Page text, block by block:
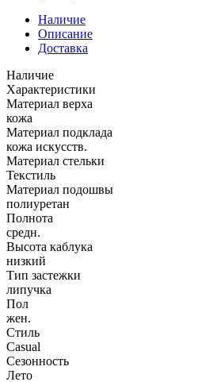
Наличие
Описание
Доставка
Наличие
Характеристики
Материал верха
кожа
Материал подклада
кожа искусств.
Материал стельки
Текстиль
Материал подошвы
полиуретан
Полнота
средн.
Высота каблука
низкий
Тип застежки
липучка
Пол
жен.
Стиль
Casual
Сезонность
Лето